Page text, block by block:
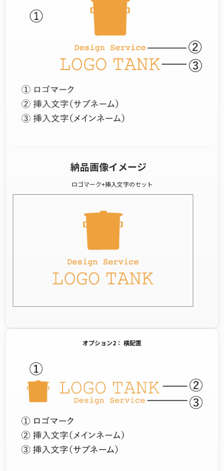
納品画像イメージ
ロゴマーク+挿入文字のセット
オプション2： 横配置